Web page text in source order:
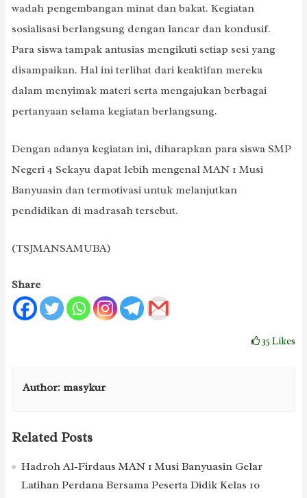
wadah pengembangan minat dan bakat. Kegiatan
sosialisasi berlangsung dengan lancar dan kondusif.
Para siswa tampak antusias mengikuti setiap sesi yang
disampaikan. Hal ini terlihat dari keaktifan mereka
dalam menyimak materi serta mengajukan berbagai
pertanyaan selama kegiatan berlangsung.
Dengan adanya kegiatan ini, diharapkan para siswa SMP
Negeri 4 Sekayu dapat lebih mengenal MAN 1 Musi
Banyuasin dan termotivasi untuk melanjutkan
pendidikan di madrasah tersebut.
(TSJMANSAMUBA)
Share
35Likes
Author: masykur
Related Posts
Hadroh Al-Firdaus MAN 1 Musi Banyuasin Gelar
Latihan Perdana Bersama Peserta Didik Kelas 10